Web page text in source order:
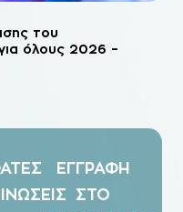
του
όλους 2026 –
ΕΓΓΡΑΦΗ
ΣΤΟ